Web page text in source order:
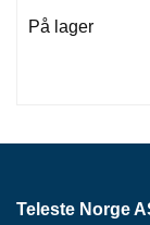
På lager
Teleste Norge